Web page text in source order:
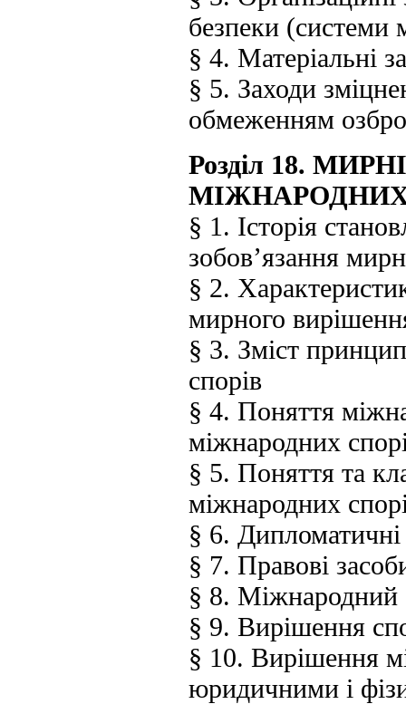
безпеки (системи
§ 4. Матеріальні
§ 5. Заходи
обмеженням
Розділ 18.
§ 1. Історія
зобов’язання
§ 2.
мирного
§ 3. Зміст
спорів
§ 4. Поняття
міжнародних
§ 5. Поняття та
міжнародних
§ 6. Дипломатичні
§ 7. Правові
§ 8. Міжнародний
§ 9. Вирішення
§ 10. Вирішення
юридичними і